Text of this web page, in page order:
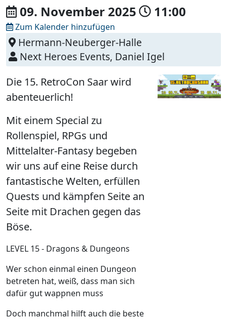
09. November 2025 11:00
Zum Kalender hinzufügen
Hermann-Neuberger-Halle
Next Heroes Events, Daniel Igel
Die 15. RetroCon Saar wird
abenteuerlich!
Mit einem Special zu
Rollenspiel, RPGs und
Mittelalter-Fantasy begeben
wir uns auf eine Reise durch
fantastische Welten, erfüllen
Quests und kämpfen Seite an
Seite mit Drachen gegen das
Böse.
LEVEL 15 - Dragons & Dungeons
Wer schon einmal einen Dungeon
betreten hat, weiß, dass man sich
dafür gut wappnen muss
Doch manchmal hilft auch die beste